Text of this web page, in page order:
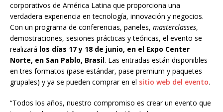
corporativos de América Latina que proporciona una
verdadera experiencia en tecnología, innovación y negocios.
Con un programa de conferencias, paneles, masterclasses,
demostraciones, sesiones prácticas y teóricas, el evento se
realizará los días 17 y 18 de junio, en el Expo Center
Norte, en San Pablo, Brasil. Las entradas están disponibles
en tres formatos (pase estándar, pase premium y paquetes
grupales) y ya se pueden comprar en el sitio web del evento.
“Todos los años, nuestro compromiso es crear un evento que